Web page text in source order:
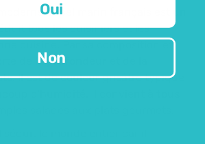
le sel marin français est un
tous les cuisiniers et les
cuisine. Par sa composition et
de laprofondeur
Il est de couleur grisâtre typique
Oui
Non